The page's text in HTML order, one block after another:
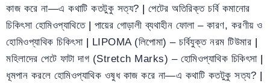
কাজ করে না—এ কথাটি কতটুকু সত্য? | পেটের অতিরিক্ত চর্বি কমানোর
চিকিৎসা হোমিওপ্যাথিতে | পায়ের গোড়ালী ব্যথাহীন ফোলা – কারণ, করণীয় ও
হোমিওপ্যাথিক চিকিৎসা | LIPOMA (লিপোমা) – চর্বিযুক্ত নরম টিউমার |
মহিলাদের পেটে ফাটা দাগ (Stretch Marks) – হোমিওপ্যাথিক চিকিৎসা |
ধূমপান করলে হোমিওপ্যাথিক ওষুধ কাজ করে না—এ কথাটি কতটুকু সত্য? |